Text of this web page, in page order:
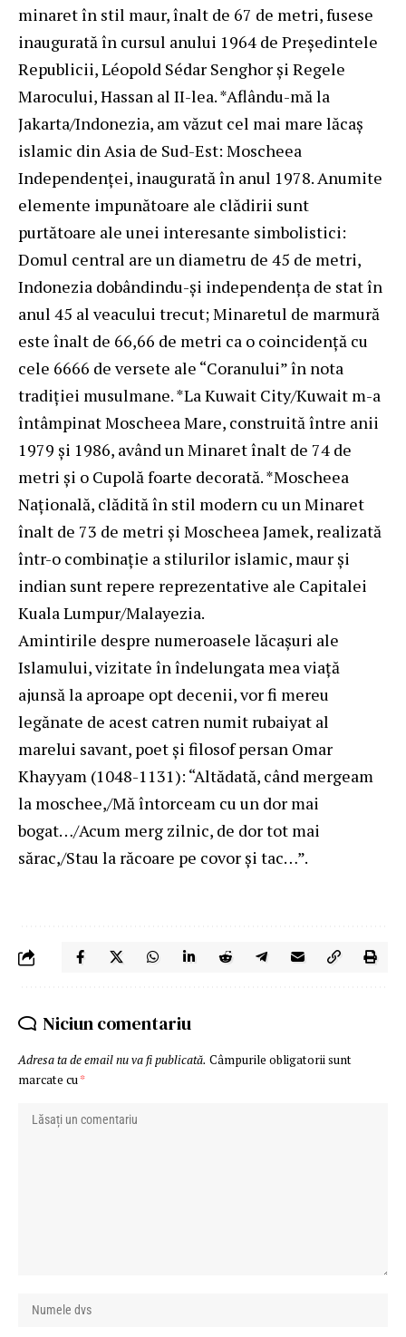
minaret în stil maur, înalt de 67 de metri, fusese
inaugurată în cursul anului 1964 de Preşedintele
Republicii, Léopold Sédar Senghor şi Regele
Marocului, Hassan al II-lea. *Aflându-mă la
Jakarta/Indonezia, am văzut cel mai mare lăcaş
islamic din Asia de Sud-Est: Moscheea
Independenţei, inaugurată în anul 1978. Anumite
elemente impunătoare ale clădirii sunt
purtătoare ale unei interesante simbolistici:
Domul central are un diametru de 45 de metri,
Indonezia dobândindu-şi independenţa de stat în
anul 45 al veacului trecut; Minaretul de marmură
este înalt de 66,66 de metri ca o coincidenţă cu
cele 6666 de versete ale “Coranului” în nota
tradiţiei musulmane. *La Kuwait City/Kuwait m-a
întâmpinat Moscheea Mare, construită între anii
1979 şi 1986, având un Minaret înalt de 74 de
metri şi o Cupolă foarte decorată. *Moscheea
Naţională, clădită în stil modern cu un Minaret
înalt de 73 de metri şi Moscheea Jamek, realizată
într-o combinaţie a stilurilor islamic, maur şi
indian sunt repere reprezentative ale Capitalei
Kuala Lumpur/Malayezia.
Amintirile despre numeroasele lăcaşuri ale
Islamului, vizitate în îndelungata mea viaţă
ajunsă la aproape opt decenii, vor fi mereu
legănate de acest catren numit rubaiyat al
marelui savant, poet şi filosof persan Omar
Khayyam (1048-1131): “Altădată, când mergeam
la moschee,/Mă întorceam cu un dor mai
bogat…/Acum merg zilnic, de dor tot mai
sărac,/Stau la răcoare pe covor şi tac…”.
Niciun comentariu
Adresa ta de email nu va fi publicată. Câmpurile obligatorii sunt
marcate cu *